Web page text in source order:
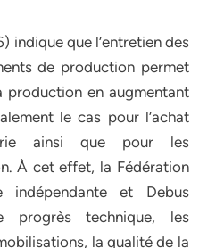
indique que l’entretien des
de production permet
production en augmentant
le cas pour l’achat
ainsi que pour les
À cet effet, la Fédération
indépendante et Debus
technique, les
la qualité de la